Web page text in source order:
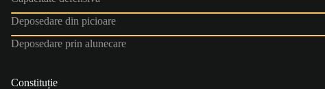
Deposedare din picioare
Deposedare prin alunecare
Constituție